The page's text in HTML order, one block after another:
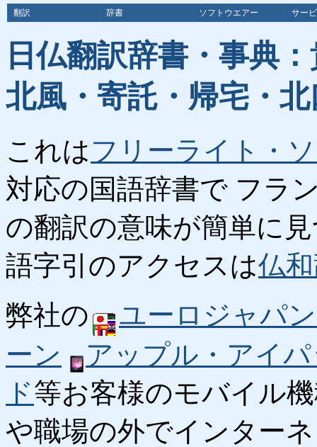
翻訳 辞書 ソフトウエアー サー
日仏翻訳辞書・事典
北風・寄託・帰宅・
これはフリーライト・
対応の国語辞書で フラ
の翻訳の意味が簡単に
語字引のアクセスは仏
弊社の
ユーロジャパ
ーン
アップル・アイ
ド等お客様のモバイル
や職場の外でインター